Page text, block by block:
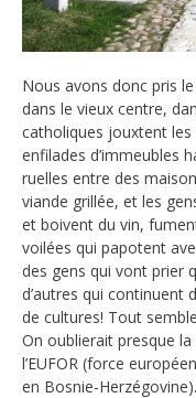
Nous avons donc pris
dans le vieux centre,
catholiques jouxtent
enfilades d’immeubles
ruelles entre des
viande grillée, et les
et boivent du vin,
voilées qui papotent
des gens qui vont prier
d’autres qui continuent
de cultures! Tout
On oublierait presque
l’EUFOR (force
en Bosnie-Herzégovine).